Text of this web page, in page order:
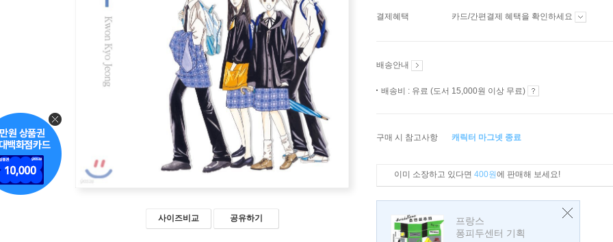
사이즈비교 공유하기
결제혜택 카드/간편결제 혜택을 확인하세요
배송안내
배송비 : 유료 (도서 15,000원 이상 무료)
구매 시 참고사항 캐릭터 마그넷 종료
이미 소장하고 있다면 400원에 판매해 보세요!
프랑스
퐁피두센터 기획